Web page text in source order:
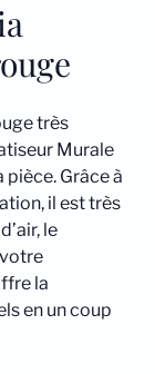
très
Murale
pièce. Grâce à
il est très
le
la
en un coup